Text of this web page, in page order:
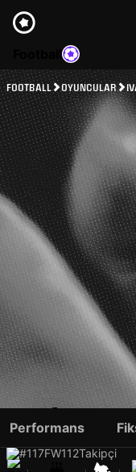
FOOTBALL OYUNCULAR
IVÁN
#117FW112Takipçi
Performans